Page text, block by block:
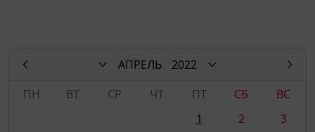
АПРЕЛЬ
2022
ПН
ВТ СР ЧТ ПТ СБ
ВС
1
2
3